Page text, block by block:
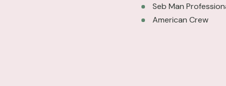
Seb Man
American Crew